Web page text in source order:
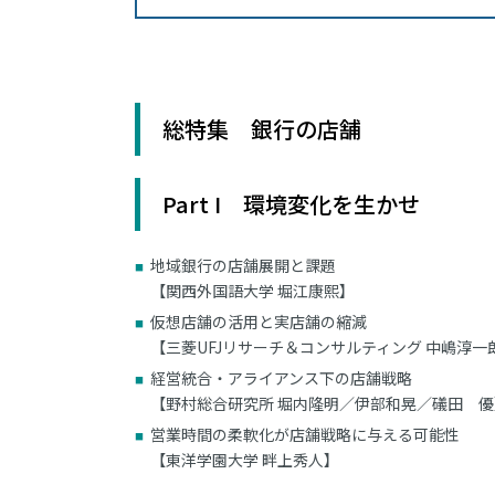
総特集 銀行の店舗
Part I 環境変化を生かせ
地域銀行の店舗展開と課題
【関西外国語大学 堀江康熙】
仮想店舗の活用と実店舗の縮減
【三菱UFJリサーチ＆コンサルティング 中嶋淳一
経営統合・アライアンス下の店舗戦略
【野村総合研究所 堀内隆明／伊部和晃／礒田
営業時間の柔軟化が店舗戦略に与える可能性
【東洋学園大学 畔上秀人】